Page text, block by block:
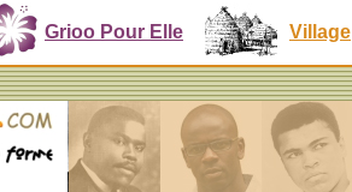
Grioo Pour Elle Village